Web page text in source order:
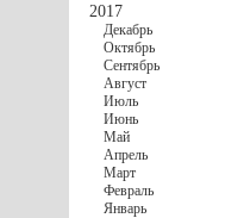
2017
Декабрь
Октябрь
Сентябрь
Август
Июль
Июнь
Май
Апрель
Март
Февраль
Январь